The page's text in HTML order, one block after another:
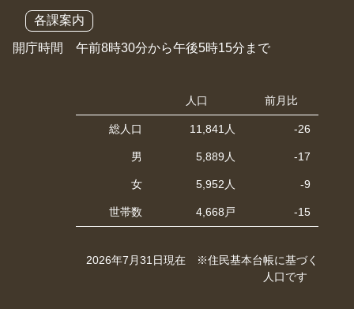
各課案内
開庁時間 午前8時30分から午後5時15分まで
人口 前月比
総人口 11,841人 -26
男 5,889人 -17
女 5,952人 -9
世帯数 4,668戸 -15
2026年7月31日現在 ※住民基本台帳に基づく
人口です